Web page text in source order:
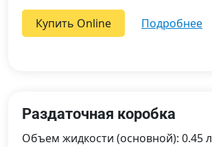
Купить Online подробнее
Раздаточная коробка
Объем жидкости (основной): 0.45 л